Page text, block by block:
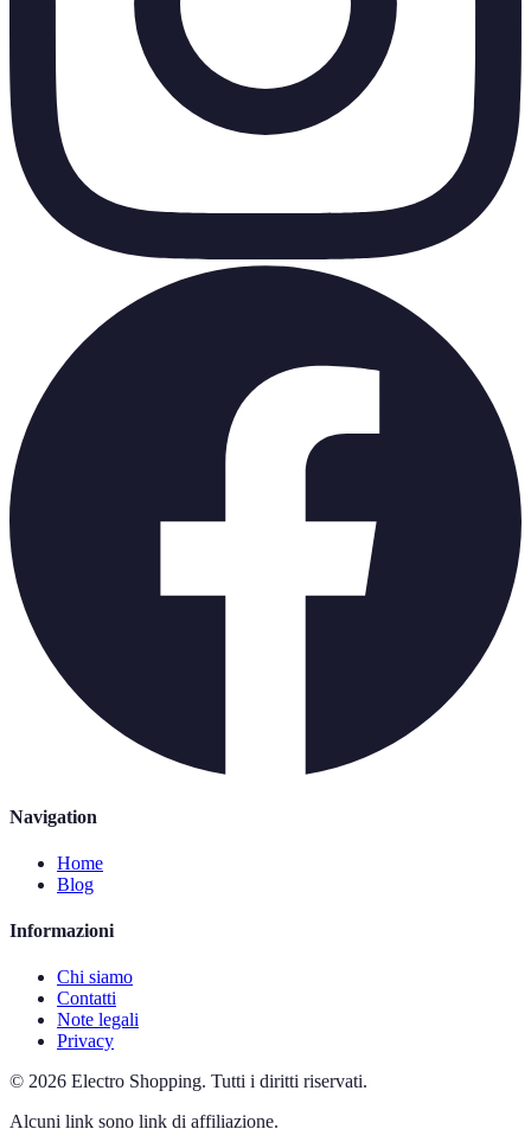
Navigation
Home
Blog
Informazioni
Chi siamo
Contatti
Note legali
Privacy
© 2026 Electro Shopping. Tutti i diritti riservati.
Alcuni link sono link di affiliazione.